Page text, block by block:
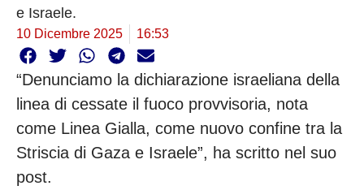
e Israele.
10 Dicembre 2025 16:53
“Denunciamo la dichiarazione israeliana della
linea di cessate il fuoco provvisoria, nota
come Linea Gialla, come nuovo confine tra la
Striscia di Gaza e Israele”, ha scritto nel suo
post.